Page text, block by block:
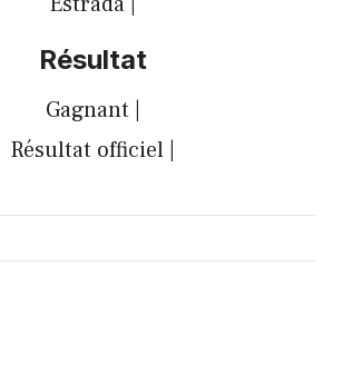
Résultat
Gagnant |
Résultat officiel |